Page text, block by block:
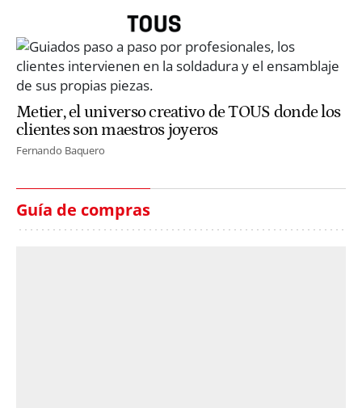
Metier, el universo creativo de TOUS donde los
clientes son maestros joyeros
Fernando Baquero
Guía de compras